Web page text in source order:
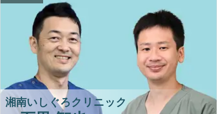
湘南いしぐろクリニック